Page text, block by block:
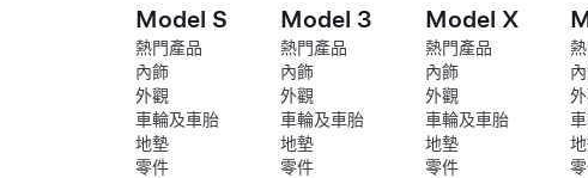
Model S
熱門產品
內飾
外觀
車輪及車胎
地墊
零件
Model 3
熱門產品
內飾
外觀
車輪及車胎
地墊
零件
Model X
熱門產品
內飾
外觀
車輪及車胎
地墊
零件